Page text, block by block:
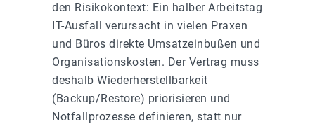
den Risikokontext: Ein halber Arbeitstag
IT-Ausfall verursacht in vielen Praxen
und Büros direkte Umsatzeinbußen und
Organisationskosten. Der Vertrag muss
deshalb Wiederherstellbarkeit
(Backup/Restore) priorisieren und
Notfallprozesse definieren, statt nur